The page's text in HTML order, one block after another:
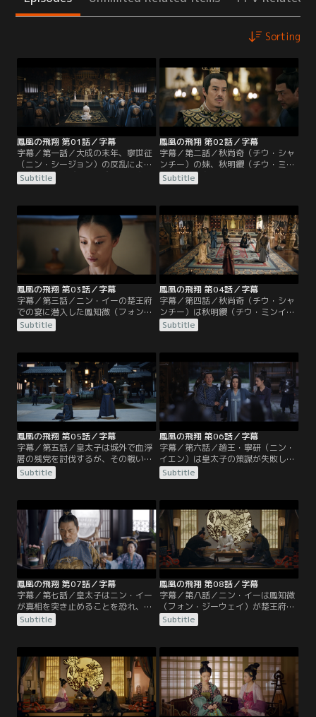
Sorting
鳳凰の飛翔 第01話／字幕
字幕／第一話／大成の末年、寧世征
（ニン・シージョン）の反乱により
大成王朝は滅びた。大成皇室を守る
秘密の親衛隊「血浮屠」は、生まれ
た。寧世征は長子の寧川（ニン・チ
ュアン）と六子のニン・イーに追捕
を命じたが、功を焦った寧川の行動
により、血浮屠の首領・顧衡（グ
ー・ホン）は九皇子を抱いて崖から
飛び降りて死亡してしまう。
Subtitle
鳳凰の飛翔 第02話／字幕
字幕／第二話／秋尚奇（チウ・シャ
ンチー）の妹、秋明纓（チウ・ミン
イン）は顧衡（グー・ホン）の未亡
人であり、大成滅亡後、2人の子
と鳳皓（フォン・ハオ）と共に秋尚
奇のもとに身を寄せた。賜婚で皇太
子の機嫌を損ねないよう、秋尚奇は
皇太子の舅、常海（チャン・ハイ）
を会食に招く。
Subtitle
鳳凰の飛翔 第03話／字幕
字幕／第三話／ニン・イーの楚王府
での宴に潜入した鳳知微（フォン・
ジーウェイ）は、ニン・イーに会う
が湖の亭に閉じ込められる。宴会で
を望むと答える。宴会後、ニン・イ
ーは鳳知微に正体を明かし、彼女の
目的が婚約の取り消しであることを
見抜く。
Subtitle
鳳凰の飛翔 第04話／字幕
字幕／第四話／秋尚奇（チウ・シャ
ンチー）は秋明纓（チウ・ミンイ
ン）の脅迫により、秋玉落（チウ・
ユールオ）をニン・イーに嫁がせる
健康を気遣い、ニン・イーはそれを
機に婚約の取り消しを求める。天盛
帝は血浮屠の残党について知り、皇
子たちと大臣を叱責し、顧衍（グ
ー・イエン）に罪を問おうとする。
Subtitle
鳳凰の飛翔 第05話／字幕
字幕／第五話／皇太子は城外で血浮
屠の残党を討伐するが、その戦いで
顧衍（グー・イエン）は重傷を負っ
てしまう。血浮屠と大成の遺児の噂
ズーイエン）は討伐に不審な点があ
るとニン・イーに述べる。皇太子は
血浮屠の遺体を皇宮に持ち込み功を
示したが、天盛帝は調査をニン・イ
ーに任せる。
Subtitle
鳳凰の飛翔 第06話／字幕
字幕／第六話／趙王・寧研（ニン・
イエン）は皇太子の策謀が失敗し自
分に影響が及ぶことを恐れ、ある婦
人を毒殺しようとする。顧衍（グ
血浮屠と言われる遺体が無実の雑役
たちであることを知り激怒する。ニ
ン・イーと辛子硯（シン・ズーイエ
ン）は皇太子が血浮屠の残党を手元
に置いていると推測する。
Subtitle
鳳凰の飛翔 第07話／字幕
字幕／第七話／皇太子はニン・イー
が真相を突き止めることを恐れ、秋
明纓（チウ・ミンイン）が夫を裏切
った顧衍（グー・イエン）に復讐す
明纓は鳳知微（フォン・ジーウェ
イ）と鳳皓（フォン・ハオ）を連れ
て逃れようとしたが結局囚われてし
まう。
Subtitle
鳳凰の飛翔 第08話／字幕
字幕／第八話／ニン・イーは鳳知微
（フォン・ジーウェイ）が楚王府を
離れたことに気づき、彼女を探すこ
とに。金羽衛を訪れた鳳知微は顧衍
明纓（チウ・ミンイン）とその子供
たちを救うよう懇願し、救えたなら
ば忠誠を誓うと宣言する。ニン・イ
ーは秋明纓と鳳皓（フォン・ハオ）
を救出すると鳳知微にも約束。
Subtitle